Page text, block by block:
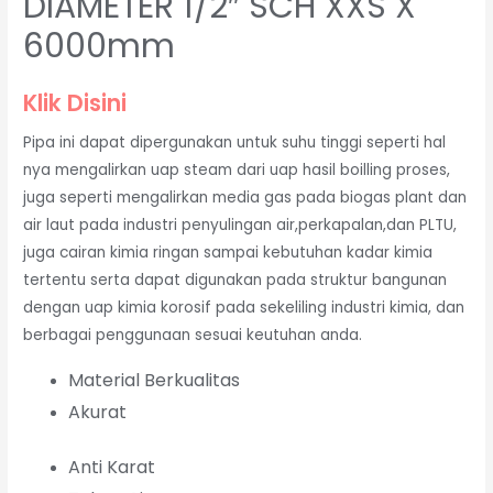
6000mm
Klik Disini
Pipa ini dapat dipergunakan untuk suhu tinggi seperti hal
nya mengalirkan uap steam dari uap hasil boilling proses,
juga seperti mengalirkan media gas pada biogas plant dan
air laut pada industri penyulingan air,perkapalan,dan PLTU,
juga cairan kimia ringan sampai kebutuhan kadar kimia
tertentu serta dapat digunakan pada struktur bangunan
dengan uap kimia korosif pada sekeliling industri kimia, dan
berbagai penggunaan sesuai keutuhan anda.
Material Berkualitas
Akurat
Anti Karat